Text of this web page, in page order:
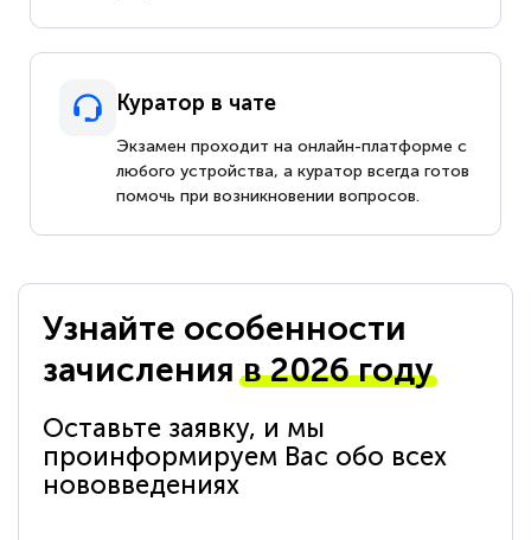
Куратор в чате
Экзамен проходит на онлайн-платформе с
любого устройства, а куратор всегда готов
помочь при возникновении вопросов.
Узнайте особенности
зачисленияв 2026 году
Оставьте заявку, и мы
проинформируем Вас обо всех
нововведениях